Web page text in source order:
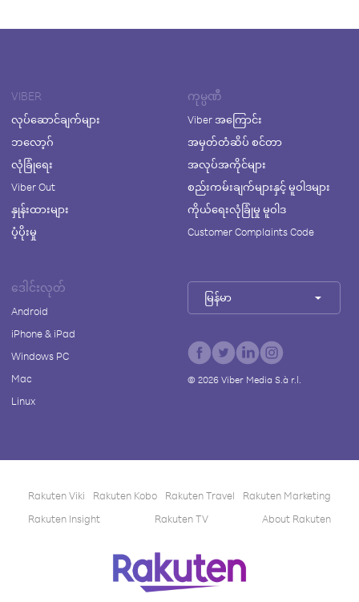
VIBER
လုပ်ဆောင်ချက်များ
ဘလော့ဂ်
လုံခြုံရေး
Viber Out
နှုန်းထားများ
ပံ့ပိုးမှု
ကုမ္ပဏီ
Viber အကြောင်း
အမှတ်တံဆိပ် စင်တာ
အလုပ်အကိုင်များ
စည်းကမ်းချက်များနှင့် မူဝါဒများ
ကိုယ်ရေးလုံခြုံမှု မူဝါဒ
Customer Complaints Code
ဒေါင်းလုတ်
Android
iPhone & iPad
Windows PC
Mac
Linux
မြန်မာ
© 2026Viber Media S.à r.l.
Rakuten Viki Rakuten Kobo Rakuten Travel
Rakuten Marketing
Rakuten Insight
Rakuten TV About Rakuten